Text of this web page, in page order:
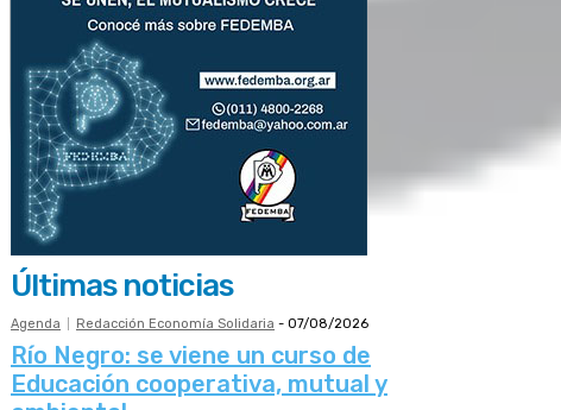
Últimas noticias
Agenda Redacción Economía Solidaria - 07/08/2026
Río Negro: se viene un curso de
Educación cooperativa, mutual y